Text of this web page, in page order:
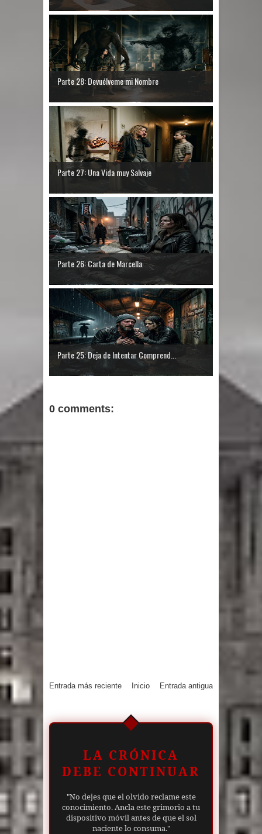
Parte 28: Devuélveme mi Nombre
Parte 27: Una Vida muy Salvaje
Parte 26: Carta de Marcella
Parte 25: Deja de Intentar Comprend...
0 comments:
Entrada más reciente Entrada antigua
Inicio
LA CRÓNICA
DEBE CONTINUAR
"No dejes que el olvido reclame este
conocimiento. Ancla este grimorio a tu
dispositivo móvil antes de que el sol
naciente lo consuma."